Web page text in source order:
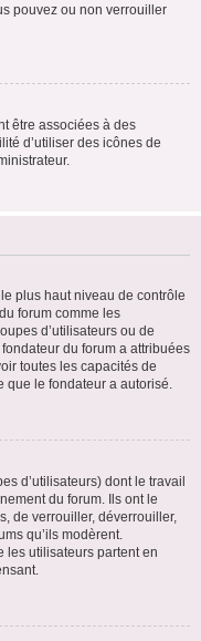
pouvez ou non verrouiller
être associées à des
d’utiliser des icônes de
plus haut niveau de contrôle
forum comme les
d’utilisateurs ou de
du forum a attribuées
toutes les capacités de
que le fondateur a autorisé.
d’utilisateurs) dont le travail
du forum. Ils ont le
de verrouiller, déverrouiller,
qu’ils modèrent.
les utilisateurs partent en